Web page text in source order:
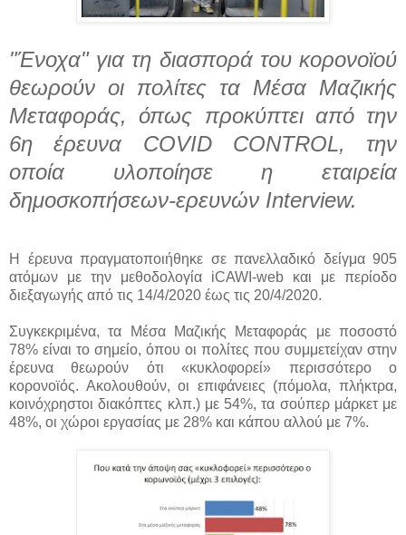
"Ένοχα" για τη διασπορά του κορονοϊού
θεωρούν οι πολίτες τα Μέσα Μαζικής
Μεταφοράς, όπως προκύπτει από την
6η έρευνα COVID CONTROL, την
οποία υλοποίησε η εταιρεία
δημοσκοπήσεων-ερευνών Interview.
Η έρευνα πραγματοποιήθηκε σε πανελλαδικό δείγμα 905
ατόμων με την μεθοδολογία iCAWI-web και με περίοδο
διεξαγωγής από τις 14/4/2020 έως τις 20/4/2020.
Συγκεκριμένα, τα Μέσα Μαζικής Μεταφοράς με ποσοστό
78% είναι το σημείο, όπου οι πολίτες που συμμετείχαν στην
έρευνα θεωρούν ότι «κυκλοφορεί» περισσότερο ο
κορονοϊός. Ακολουθούν, οι επιφάνειες (πόμολα, πλήκτρα,
κοινόχρηστοι διακόπτες κλπ.) με 54%, τα σούπερ μάρκετ με
48%, οι χώροι εργασίας με 28% και κάπου αλλού με 7%.